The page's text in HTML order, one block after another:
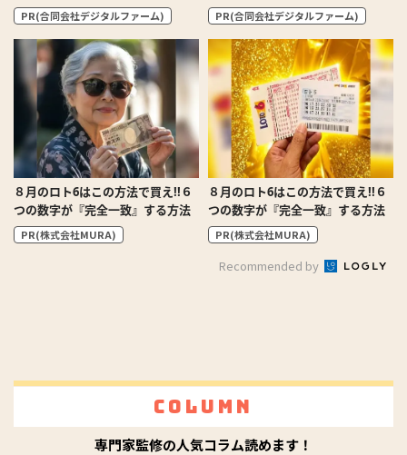
PR(合同会社デジタルファーム) PR(合同会社デジタルファーム)
８月のロト6はこの方法で買え!!６
つの数字が『完全一致』する方法
PR(株式会社MURA)
８月のロト6はこの方法で買え!!６
つの数字が『完全一致』する方法
PR(株式会社MURA)
Recommended by
Column
専門家監修の人気コラム読めます！